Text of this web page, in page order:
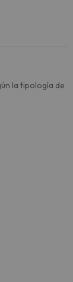
la tipología de